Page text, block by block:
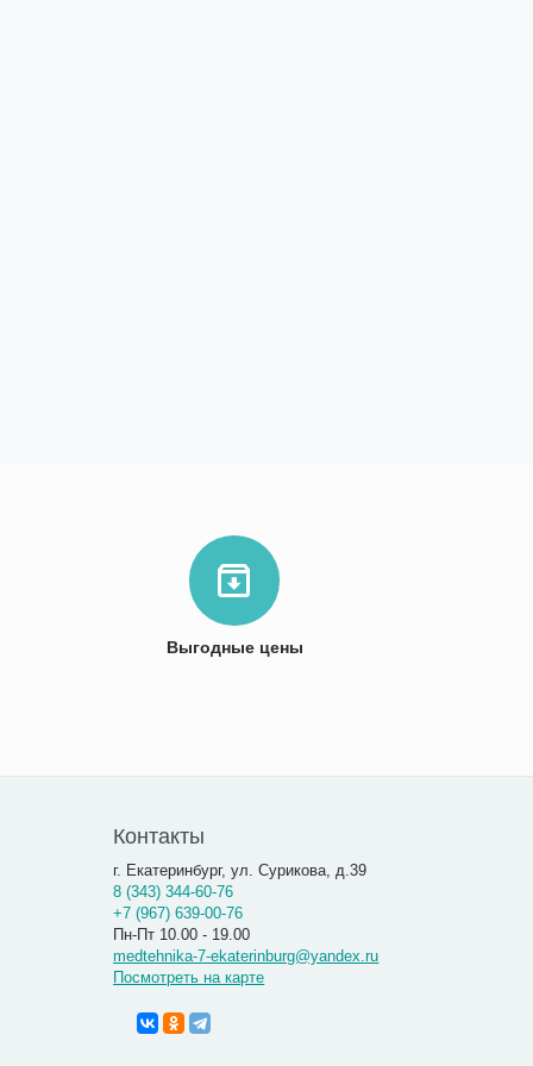
Выгодные цены
Контакты
г. Екатеринбург, ул. Сурикова, д.39
8 (343) 344-60-76
+7 (967) 639-00-76
Пн-Пт 10.00 - 19.00
medtehnika-7-ekaterinburg@yandex.ru
Посмотреть на карте